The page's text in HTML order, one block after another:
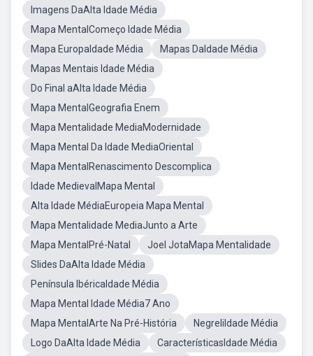
Imagens DaAlta Idade Média
Mapa MentalComeço Idade Média
Mapa EuropaIdade Média
Mapas DaIdade Média
Mapas Mentais Idade Média
Do Final aAlta Idade Média
Mapa MentalGeografia Enem
Mapa Mentalidade MediaModernidade
Mapa Mental Da Idade MediaOriental
Mapa MentalRenascimento Descomplica
Idade MedievalMapa Mental
Alta Idade MédiaEuropeia Mapa Mental
Mapa Mentalidade MediaJunto a Arte
Mapa MentalPré-Natal
Joel JotaMapa Mentalidade
Slides DaAlta Idade Média
Península IbéricaIdade Média
Mapa Mental Idade Média7 Ano
Mapa MentalArte Na Pré-História
NegreliIdade Média
Logo DaAlta Idade Média
CaracterísticasIdade Média